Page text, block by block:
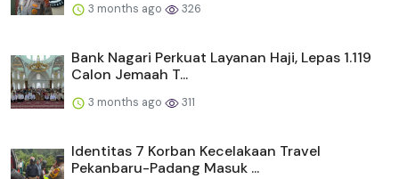
3 months ago 326
Bank Nagari Perkuat Layanan Haji, Lepas 1.119
Calon Jemaah T...
3 months ago 311
Identitas 7 Korban Kecelakaan Travel
Pekanbaru-Padang Masuk ...